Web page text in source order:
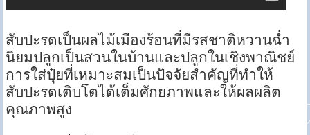
สับปะรดเป็นผลไม้เมืองร้อนที่มีรสชาติหวานฉ่ำ
นิยมปลูกเป็นสวนในบ้านและปลูกในเชิงพาณิชย์
การใส่ปุ๋ยที่เหมาะสมเป็นปัจจัยสำคัญที่ทำให้
สับปะรดเติบโตได้เต็มศักยภาพและให้ผลผลิต
คุณภาพสูง